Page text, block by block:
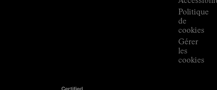
Politique
de
cookies
Gérer
les
cookies